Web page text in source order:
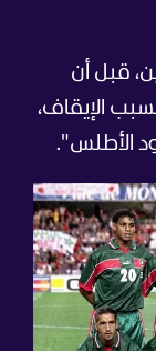
قبل أن
الإيقاف،
الأطلس".